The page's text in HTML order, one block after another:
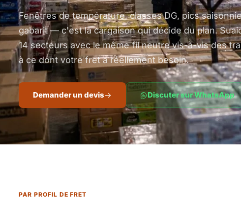
Fenêtres de température, classes DG, pics
gabarit — c'est la cargaison qui décide du plan.
14 secteurs avec le même fil neutre vis-à-vis des
à ce dont votre fret a réellement besoin.
Demander un devis Discuter sur WhatsApp
PAR PROFIL DE FRET